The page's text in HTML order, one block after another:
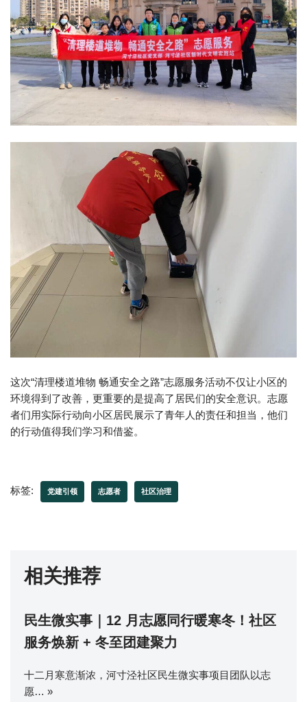
这次“清理楼道堆物 畅通安全之路”志愿服务活动不仅让小区的
环境得到了改善，更重要的是提高了居民们的安全意识。志愿
者们用实际行动向小区居民展示了青年人的责任和担当，他们
的行动值得我们学习和借鉴。
标签: 党建引领 志愿者 社区治理
相关推荐
民生微实事｜12 月志愿同行暖寒冬！社区
服务焕新 + 冬至团建聚力
十二月寒意渐浓，河寸泾社区民生微实事项目团队以志
愿… »